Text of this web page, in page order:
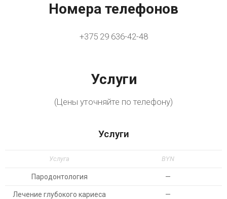
Номера телефонов
+375 29 636-42-48
Услуги
(Цены уточняйте по телефону)
Услуги
Услуга BYN
Пародонтология —
Лечение глубокого кариеса —